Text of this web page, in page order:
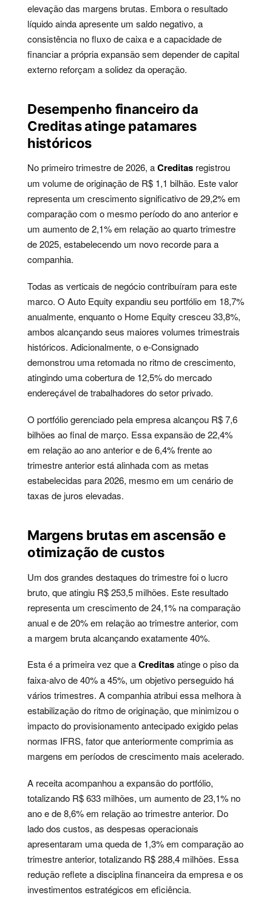
elevação das margens brutas. Embora o resultado
líquido ainda apresente um saldo negativo, a
consistência no fluxo de caixa e a capacidade de
financiar a própria expansão sem depender de capital
externo reforçam a solidez da operação.
Desempenho financeiro da
Creditas atinge patamares
históricos
No primeiro trimestre de 2026, aCreditas registrou
um volume de originação de R$ 1,1 bilhão. Este valor
representa um crescimento significativo de 29,2% em
comparação com o mesmo período do ano anterior e
um aumento de 2,1% em relação ao quarto trimestre
de 2025, estabelecendo um novo recorde para a
companhia.
Todas as verticais de negócio contribuíram para este
marco. O Auto Equity expandiu seu portfólio em 18,7%
anualmente, enquanto o Home Equity cresceu 33,8%,
ambos alcançando seus maiores volumes trimestrais
históricos. Adicionalmente, o e-Consignado
demonstrou uma retomada no ritmo de crescimento,
atingindo uma cobertura de 12,5% do mercado
endereçável de trabalhadores do setor privado.
O portfólio gerenciado pela empresa alcançou R$ 7,6
bilhões ao final de março. Essa expansão de 22,4%
em relação ao ano anterior e de 6,4% frente ao
trimestre anterior está alinhada com as metas
estabelecidas para 2026, mesmo em um cenário de
taxas de juros elevadas.
Margens brutas em ascensão e
otimização de custos
Um dos grandes destaques do trimestre foi o lucro
bruto, que atingiu R$ 253,5 milhões. Este resultado
representa um crescimento de 24,1% na comparação
anual e de 20% em relação ao trimestre anterior, com
a margem bruta alcançando exatamente 40%.
Esta é a primeira vez que aCreditasatinge o piso da
faixa-alvo de 40% a 45%, um objetivo perseguido há
vários trimestres. A companhia atribui essa melhora à
estabilização do ritmo de originação, que minimizou o
impacto do provisionamento antecipado exigido pelas
normas IFRS, fator que anteriormente comprimia as
margens em períodos de crescimento mais acelerado.
A receita acompanhou a expansão do portfólio,
totalizando R$ 633 milhões, um aumento de 23,1% no
ano e de 8,6% em relação ao trimestre anterior. Do
lado dos custos, as despesas operacionais
apresentaram uma queda de 1,3% em comparação ao
trimestre anterior, totalizando R$ 288,4 milhões. Essa
redução reflete a disciplina financeira da empresa e os
investimentos estratégicos em eficiência.